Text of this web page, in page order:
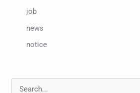
job
news
notice